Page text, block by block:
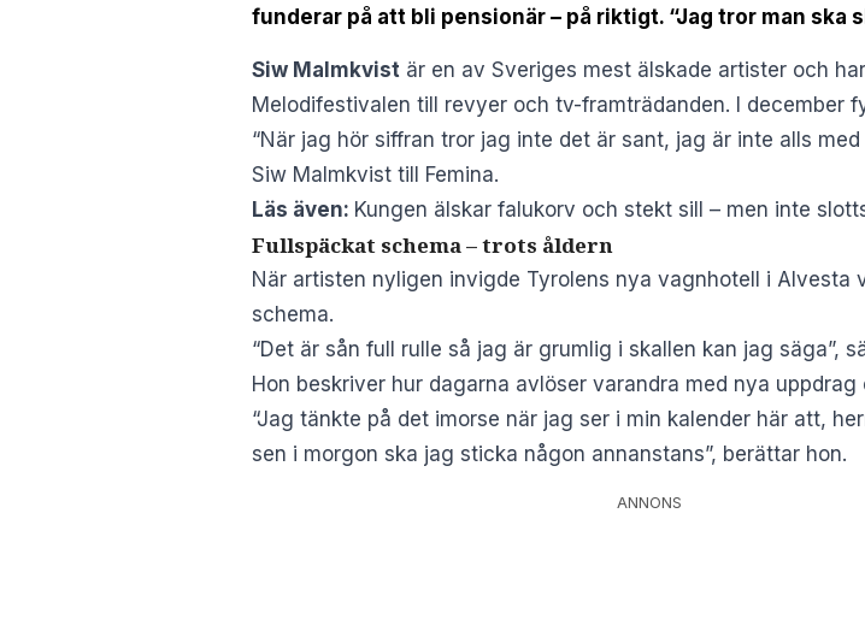
funderar på att bli pensionär – på riktigt. “Jag tror man ska
Siw Malmkvist är en av Sveriges mest älskade artister och
Melodifestivalen till revyer och tv-framträdanden. I december
“När jag hör siffran tror jag inte det är sant, jag är inte alls
Siw Malmkvist till Femina.
Läs även: Kungen älskar falukorv och stekt sill – men inte
Fullspäckat schema – trots åldern
När artisten nyligen invigde Tyrolens nya vagnhotell i
schema.
“Det är sån full rulle så jag är grumlig i skallen kan jag säga”,
Hon beskriver hur dagarna avlöser varandra med nya uppdrag
“Jag tänkte på det imorse när jag ser i min kalender här att,
sen i morgon ska jag sticka någon annanstans”, berättar hon.
ANNONS